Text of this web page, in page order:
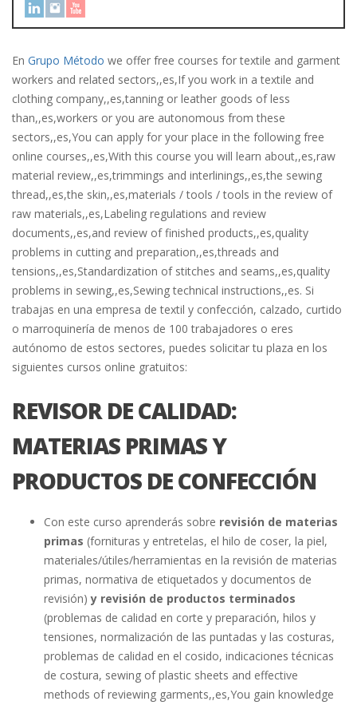
En Grupo Método we offer free courses for textile and garment
workers and related sectors,,es,If you work in a textile and
clothing company,,es,tanning or leather goods of less
than,,es,workers or you are autonomous from these
sectors,,es,You can apply for your place in the following free
online courses,,es,With this course you will learn about,,es,raw
material review,,es,trimmings and interlinings,,es,the sewing
thread,,es,the skin,,es,materials / tools / tools in the review of
raw materials,,es,Labeling regulations and review
documents,,es,and review of finished products,,es,quality
problems in cutting and preparation,,es,threads and
tensions,,es,Standardization of stitches and seams,,es,quality
problems in sewing,,es,Sewing technical instructions,,es. Si
trabajas en una empresa de textil y confección, calzado, curtido
o marroquinería de menos de 100 trabajadores o eres
autónomo de estos sectores, puedes solicitar tu plaza en los
siguientes cursos online gratuitos:
REVISOR DE CALIDAD:
MATERIAS PRIMAS Y
PRODUCTOS DE CONFECCIÓN
Con este curso aprenderás sobre revisión de materias
primas (fornituras y entretelas, el hilo de coser, la piel,
materiales/útiles/herramientas en la revisión de materias
primas, normativa de etiquetados y documentos de
revisión)y revisión de productos terminados
(problemas de calidad en corte y preparación, hilos y
tensiones, normalización de las puntadas y las costuras,
problemas de calidad en el cosido, indicaciones técnicas
de costura, sewing of plastic sheets and effective
methods of reviewing garments,,es,You gain knowledge